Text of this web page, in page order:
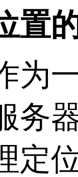
置
一
务
定